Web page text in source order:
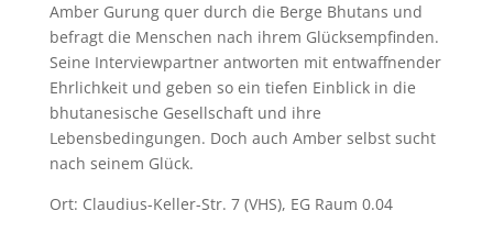
Amber Gurung quer durch die Berge Bhutans und
befragt die Menschen nach ihrem Glücksempfinden.
Seine Interviewpartner antworten mit entwaffnender
Ehrlichkeit und geben so ein tiefen Einblick in die
bhutanesische Gesellschaft und ihre
Lebensbedingungen. Doch auch Amber selbst sucht
nach seinem Glück.
Ort: Claudius-Keller-Str. 7 (VHS), EG Raum 0.04